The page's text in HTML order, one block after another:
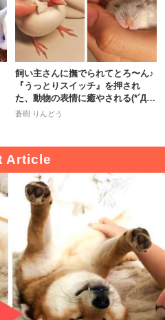
飼い主さんに撫でられてとろ〜ん♪
『うっとりスイッチ』を押され
た、動物の表情に癒やされる(*´Д
｀)
蒼樹 りんどう